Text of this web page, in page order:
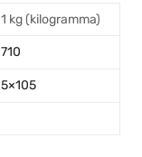
1 kg (kilogramma)
710
5×105